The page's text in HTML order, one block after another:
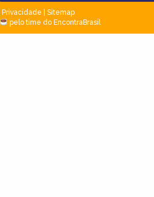
Privacidade
Sitemap
pelo time do EncontraBrasil